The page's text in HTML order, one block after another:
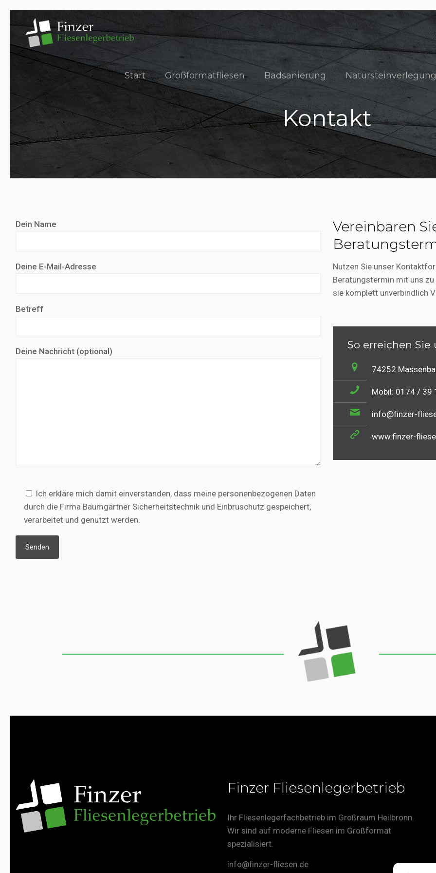
Start Großformatfliesen Badsanierung Natursteinverlegung
Kontakt
Dein Name
Deine E-Mail-Adresse
Betreff
Deine Nachricht (optional)
lasse
dieses
Feld
leer.
Ich erkläre mich damit einverstanden, dass meine personenbezogenen Daten
durch die Firma Baumgärtner Sicherheitstechnik und Einbruschutz gespeichert,
verarbeitet und genutzt werden.
Vereinbaren
Nutzen Sie unser
Beratungstermin mit uns zu
sie komplett unverbindlich
So erreichen Sie
74252
Mobil: 0174 / 39
info@finzer-
www.finzer-
Finzer Fliesenlegerbetrieb
Ihr Fliesenlegerfachbetrieb im Großraum Heilbronn.
Wir sind auf moderne Fliesen im Großformat
spezialisiert.
info@finzer-fliesen.de